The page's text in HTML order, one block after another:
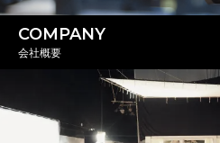
COMPANY
会社概要